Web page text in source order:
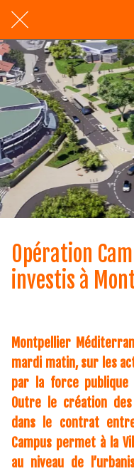
Opération
investis à
Montpellier
mardi matin, sur les
par la force publique
Outre le création des
dans le contrat
Campus permet à la
au niveau de